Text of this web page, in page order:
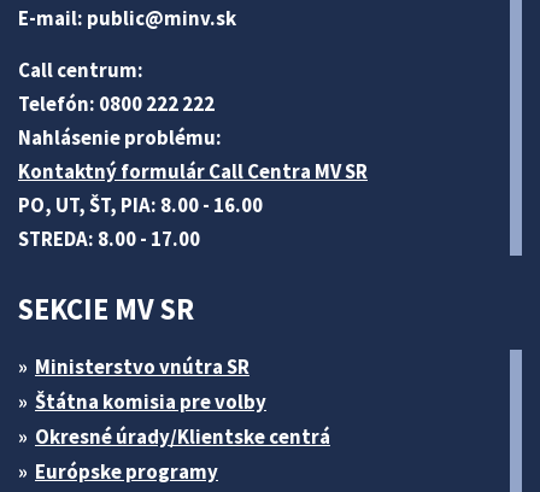
E-mail: public@minv.sk
Call centrum:
Telefón: 0800 222 222
Nahlásenie problému:
Kontaktný formulár Call Centra MV SR
PO, UT, ŠT, PIA: 8.00 - 16.00
STREDA: 8.00 - 17.00
SEKCIE MV SR
Ministerstvo vnútra SR
Štátna komisia pre volby
Okresné úrady/Klientske centrá
Európske programy